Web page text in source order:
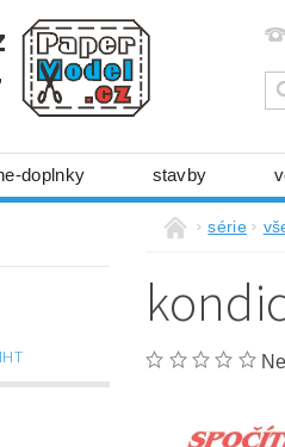
doplnky stavby
mechanismy,
3D tištěné doplňky
Obchodní podmínky
série